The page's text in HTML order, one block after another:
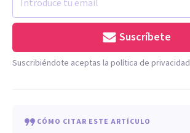
Suscríbete
Suscribiéndote aceptas la política de privacidad
CÓMO CITAR ESTE ARTÍCULO